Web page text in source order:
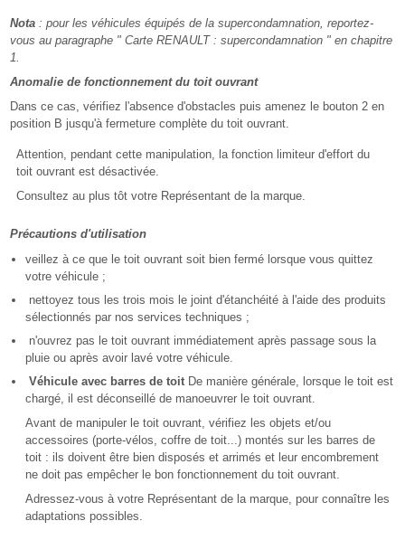
Nota : pour les véhicules équipés de la supercondamnation, reportez-
vous au paragraphe " Carte RENAULT : supercondamnation " en chapitre
1.
Anomalie de fonctionnement du toit ouvrant
Dans ce cas, vérifiez l'absence d'obstacles puis amenez le bouton 2 en
position B jusqu'à fermeture complète du toit ouvrant.
Attention, pendant cette manipulation, la fonction limiteur d'effort du
toit ouvrant est désactivée.
Consultez au plus tôt votre Représentant de la marque.
Précautions d'utilisation
veillez à ce que le toit ouvrant soit bien fermé lorsque vous quittez
votre véhicule ;
nettoyez tous les trois mois le joint d'étanchéité à l'aide des produits
sélectionnés par nos services techniques ;
n'ouvrez pas le toit ouvrant immédiatement après passage sous la
pluie ou après avoir lavé votre véhicule.
Véhicule avec barres de toit De manière générale, lorsque le toit est
chargé, il est déconseillé de manoeuvrer le toit ouvrant.
Avant de manipuler le toit ouvrant, vérifiez les objets et/ou
accessoires (porte-vélos, coffre de toit...) montés sur les barres de
toit : ils doivent être bien disposés et arrimés et leur encombrement
ne doit pas empêcher le bon fonctionnement du toit ouvrant.
Adressez-vous à votre Représentant de la marque, pour connaître les
adaptations possibles.